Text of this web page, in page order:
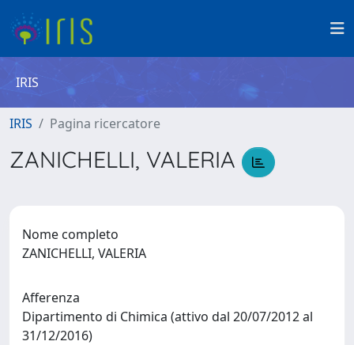
IRIS
IRIS Pagina ricercatore
ZANICHELLI, VALERIA
Nome completo
ZANICHELLI, VALERIA
Afferenza
Dipartimento di Chimica (attivo dal 20/07/2012 al
31/12/2016)